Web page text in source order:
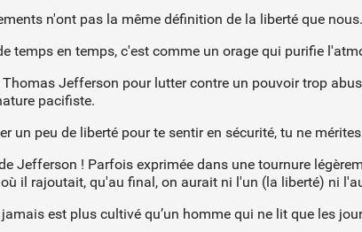
n'ont pas la même définition de la liberté que
temps en temps, c'est comme un orage qui purifie
Jefferson pour lutter contre un pouvoir trop
pacifiste.
un peu de liberté pour te sentir en sécurité, tu ne mérites
Jefferson ! Parfois exprimée dans une tournure
il rajoutait, qu'au final, on aurait ni l'un (la liberté) ni
est plus cultivé qu’un homme qui ne lit que les